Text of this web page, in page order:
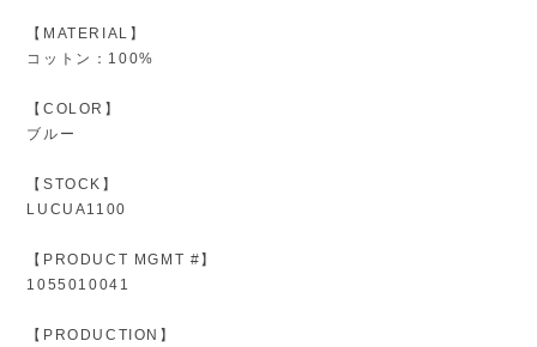
【MATERIAL】
コットン：100%
【COLOR】
ブルー
【STOCK】
LUCUA1100
【PRODUCT MGMT #】
1055010041
【PRODUCTION】